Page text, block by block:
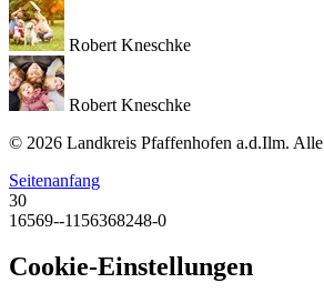
Robert Kneschke
Robert Kneschke
© 2026 Landkreis Pfaffenhofen a.d.Ilm. Alle
Seitenanfang
30
16569--1156368248-0
Cookie-Einstellungen